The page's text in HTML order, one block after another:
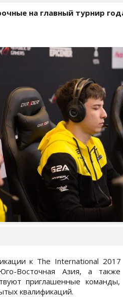
на главный турнир
к The International
Восточная Азия, а
приглашенные
квалификаций.